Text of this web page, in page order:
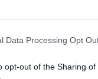
Data Processing Opt
opt-out of the Sharing of
la conduite
trottinette